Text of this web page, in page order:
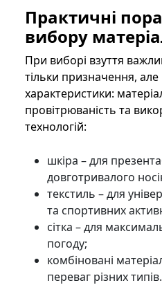
Практичні
вибору
При виборі взуття
тільки призначення, але
характеристики:
провітрюваність та
технологій:
шкіра – для
довготривалого
текстиль – для
та спортивних
сітка – для
погоду;
комбіновані
переваг різних типів.